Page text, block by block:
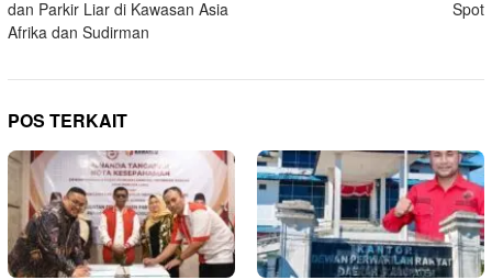
dan Parkir Liar di Kawasan Asia
Afrika dan Sudirman
Spot
POS TERKAIT